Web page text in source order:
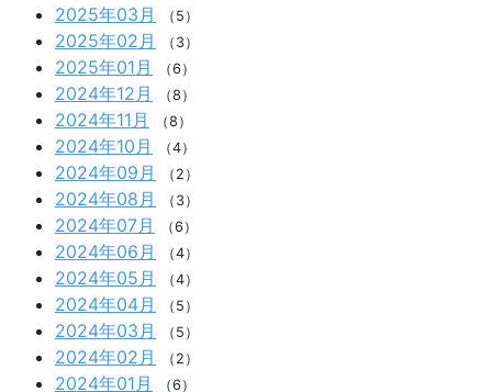
2025年03月 （5）
2025年02月 （3）
2025年01月 （6）
2024年12月 （8）
2024年11月 （8）
2024年10月 （4）
2024年09月 （2）
2024年08月 （3）
2024年07月 （6）
2024年06月 （4）
2024年05月 （4）
2024年04月 （5）
2024年03月 （5）
2024年02月 （2）
2024年01月 （6）